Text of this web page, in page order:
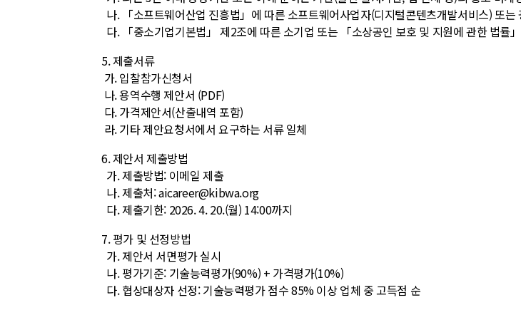
나. 「소프트웨어산업 진흥법」에 따른 소프트웨어사업자(디지털콘텐츠개발서비스) 또는
다. 「중소기업기본법」 제2조에 따른 소기업 또는 「소상공인 보호 및 지원에 관한 법률
5. 제출서류
가. 입찰참가신청서
나. 용역수행 제안서 (PDF)
다. 가격제안서(산출내역 포함)
라. 기타 제안요청서에서 요구하는 서류 일체
6. 제안서 제출방법
가. 제출방법: 이메일 제출
나. 제출처: aicareer@kibwa.org
다. 제출기한: 2026. 4. 20.(월) 14:00까지
7. 평가 및 선정방법
가. 제안서 서면평가 실시
나. 평가기준: 기술능력평가(90%) + 가격평가(10%)
다. 협상대상자 선정: 기술능력평가 점수 85% 이상 업체 중 고득점 순